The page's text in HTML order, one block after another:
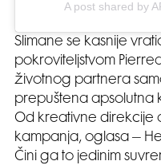
A post shared by
Slimane se kasnije
pokroviteljstvom
životnog partnera
prepuštena apsolutna
Od kreativne direkcije
kampanja, oglasa –
Čini ga to jedinim